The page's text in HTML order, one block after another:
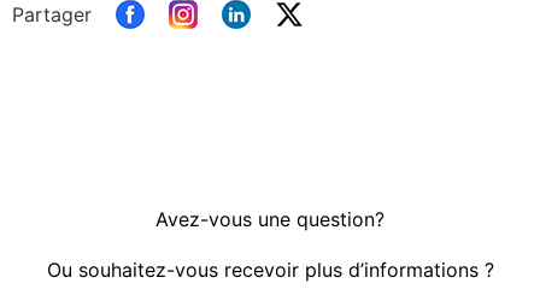
Partager
Avez-vous une question?
Ou souhaitez-vous recevoir plus d’informations ?